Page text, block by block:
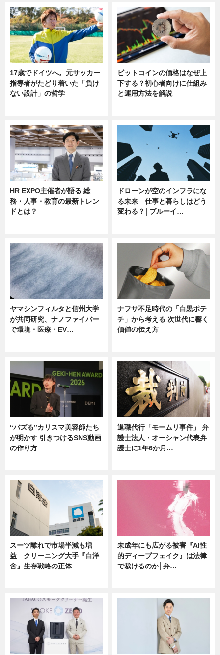
17歳でドイツへ。元サッカー
指導者がたどり着いた「負け
ない設計」の哲学
ビットコインの価格はなぜ上
下する？初心者向けに仕組み
と運用方法を解説
HR EXPO主催者が語る 総
務・人事・教育の最新トレン
ドとは？
ドローンが空のインフラにな
る未来 仕事と暮らしはどう
変わる？│ブルーイ…
ヤマシンフィルタと信州大学
が共同研究、ナノファイバー
で環境・医療・EV…
ナフサ不足時代の「白黒ポテ
チ」から考える 次世代に響く
価値の伝え方
“バズる”カリスマ美容師たち
が明かす 引きつけるSNS動画
の作り方
退職代行「モームリ事件」 弁
護士法人・オーシャン代表弁
護士に1年6か月…
スーツ離れで市場半減も増
益 クリーニング大手『白洋
舍』生存戦略の正体
未成年にも広がる被害『AI性
的ディープフェイク』は法律
で裁けるのか│弁…